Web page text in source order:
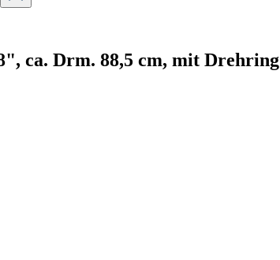
ca. Drm. 88,5 cm, mit Drehring